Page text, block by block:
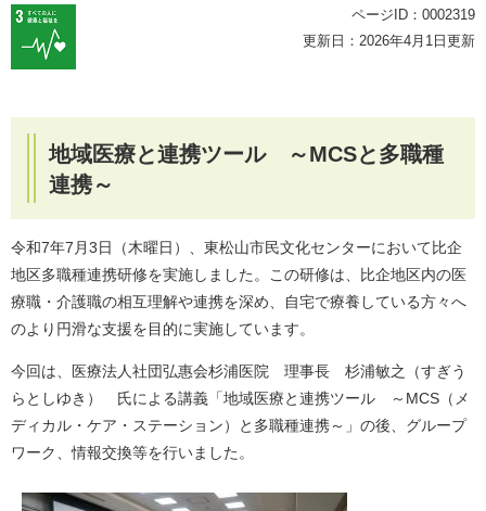
ページID：0002319
更新日：2026年4月1日更新
地域医療と連携ツール ～MCSと多職種
連携～
令和7年7月3日（木曜日）、東松山市民文化センターにおいて比企
地区多職種連携研修を実施しました。この研修は、比企地区内の医
療職・介護職の相互理解や連携を深め、自宅で療養している方々へ
のより円滑な支援を目的に実施しています。
今回は、医療法人社団弘惠会杉浦医院 理事長 杉浦敏之（すぎう
らとしゆき） 氏による講義「地域医療と連携ツール ～MCS（メ
ディカル・ケア・ステーション）と多職種連携～」の後、グループ
ワーク、情報交換等を行いました。